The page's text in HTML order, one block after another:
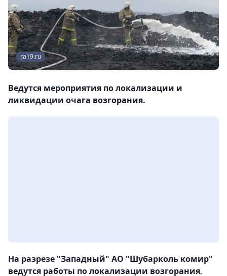
ra19.ru
Ведутся мероприятия по локализации и
ликвидации очага возгорания.
На разрезе "Западный" АО "Шубарколь комир"
ведутся работы по локализации возгорания,